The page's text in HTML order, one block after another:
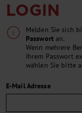
LOGIN
Melden Sie sich
Passwortan.
Wenn mehrere
Ihrem Passwort
wählen Sie bitte
E-Mail Adresse